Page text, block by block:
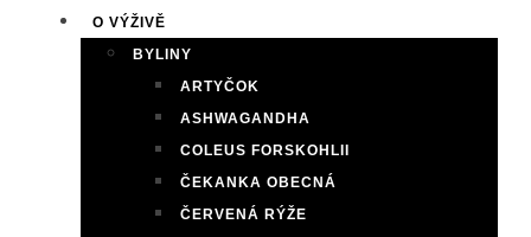
O VÝŽIVĚ
BYLINY
ARTYČOK
ASHWAGANDHA
COLEUS FORSKOHLII
ČEKANKA OBECNÁ
ČERVENÁ RÝŽE